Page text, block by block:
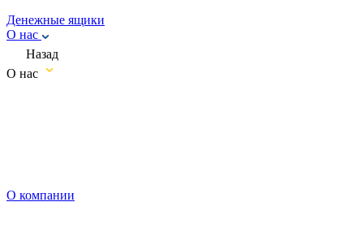
Денежные ящики
О нас
Назад
О нас
О компании